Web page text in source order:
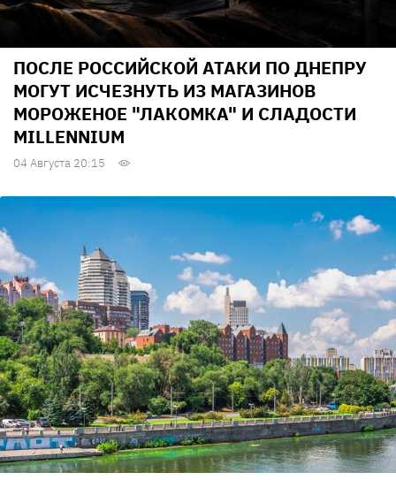
ПОСЛЕ РОССИЙСКОЙ АТАКИ ПО ДНЕПРУ
МОГУТ ИСЧЕЗНУТЬ ИЗ МАГАЗИНОВ
МОРОЖЕНОЕ "ЛАКОМКА" И СЛАДОСТИ
MILLENNIUM
04 Августа 20:15